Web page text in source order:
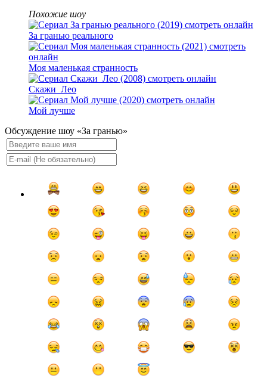
Похожие шоу
За гранью реального
Моя маленькая странность
Скажи_Лео
Мой лучше
Обсуждение шоу «За гранью»